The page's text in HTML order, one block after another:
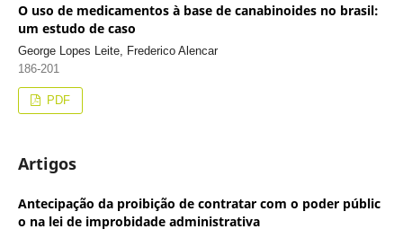
O uso de medicamentos à base de canabinoides no brasil:
um estudo de caso
George Lopes Leite, Frederico Alencar
186-201
PDF
Artigos
Antecipação da proibição de contratar com o poder públic
o na lei de improbidade administrativa